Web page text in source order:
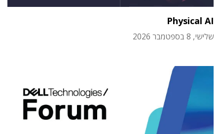
Physical AI
שלישי, 8 בספטמבר 2026